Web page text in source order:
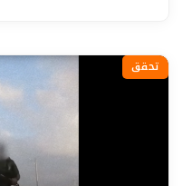
تحقق